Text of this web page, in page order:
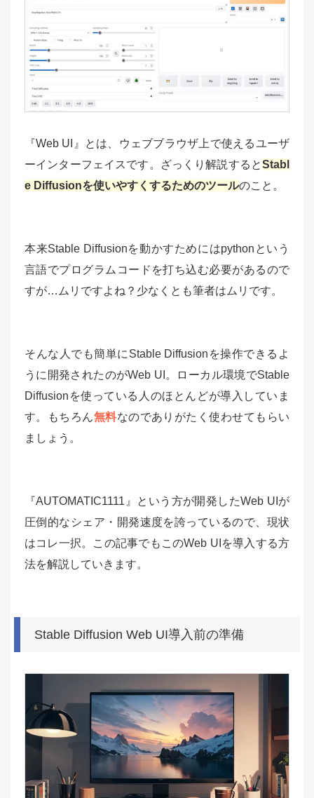
『Web UI』とは、ウェブブラウザ上で使えるユーザ
ーインターフェイスです。ざっくり解説するとStabl
e Diffusionを使いやすくするためのツールのこと。
本来Stable Diffusionを動かすためにはpythonという
言語でプログラムコードを打ち込む必要があるので
すが…ムリですよね？少なくとも筆者はムリです。
そんな人でも簡単にStable Diffusionを操作できるよ
うに開発されたのがWeb UI。ローカル環境でStable
Diffusionを使っている人のほとんどが導入していま
す。もちろん無料なのでありがたく使わせてもらい
ましょう。
『AUTOMATIC1111』という方が開発したWeb UIが
圧倒的なシェア・開発速度を誇っているので、現状
はコレ一択。この記事でもこのWeb UIを導入する方
法を解説していきます。
Stable Diffusion Web UI導入前の準備